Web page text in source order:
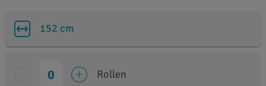
152 cm
Rollen